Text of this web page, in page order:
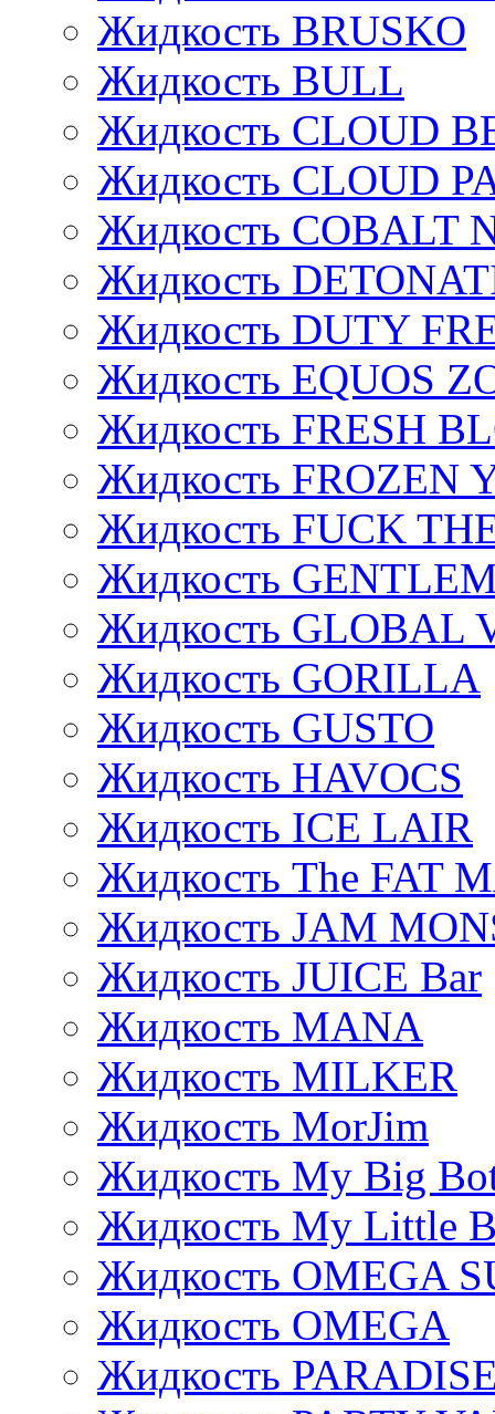
Жидкость BRUSKO
Жидкость BULL
Жидкость CLOUD
Жидкость CLOUD
Жидкость COBALT
Жидкость
Жидкость DUTY
Жидкость EQUOS
Жидкость FRESH
Жидкость FROZEN
Жидкость FUCK
Жидкость
Жидкость GLOBAL
Жидкость GORILLA
Жидкость GUSTO
Жидкость HAVOCS
Жидкость ICE LAIR
Жидкость The FAT
Жидкость JAM
Жидкость JUICE Bar
Жидкость MANA
Жидкость MILKER
Жидкость MorJim
Жидкость My Big
Жидкость My Little
Жидкость OMEGA
Жидкость OMEGA
Жидкость